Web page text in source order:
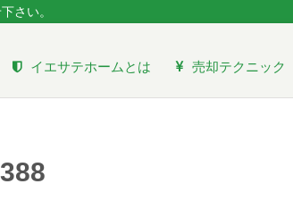
さい。
イエサテホームとは 売却テクニック